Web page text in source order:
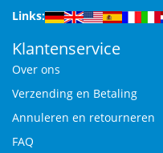
Links:
Klantenservice
Over ons
Verzending en Betaling
Annuleren en retourneren
FAQ